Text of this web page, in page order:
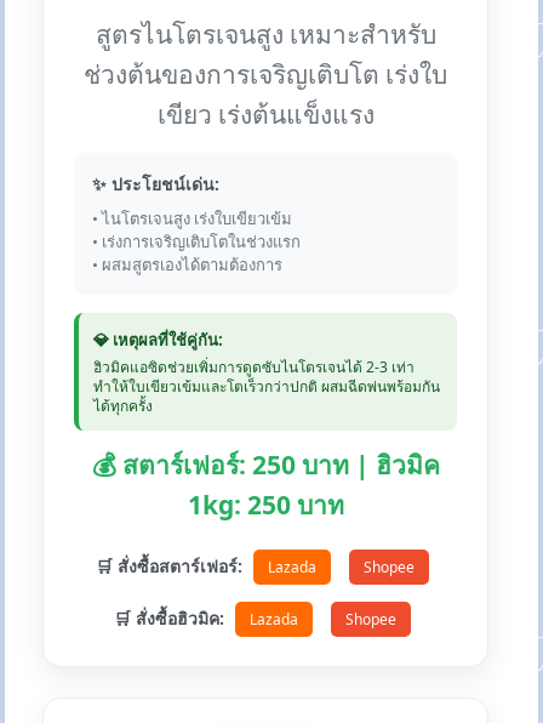
สูตรไนโตรเจนสูง เหมาะสำหรับ
ช่วงต้นของการเจริญเติบโต เร่งใบ
เขียว เร่งต้นแข็งแรง
✨ ประโยชน์เด่น:
• ไนโตรเจนสูง เร่งใบเขียวเข้ม
• เร่งการเจริญเติบโตในช่วงแรก
• ผสมสูตรเองได้ตามต้องการ
💎 เหตุผลที่ใช้คู่กัน:
ฮิวมิคแอซิดช่วยเพิ่มการดูดซับไนโตรเจนได้ 2-3 เท่า
ทำให้ใบเขียวเข้มและโตเร็วกว่าปกติ ผสมฉีดพ่นพร้อมกัน
ได้ทุกครั้ง
💰 สตาร์เฟอร์: 250 บาท | ฮิวมิค
1kg: 250 บาท
🛒 สั่งซื้อสตาร์เฟอร์: Lazada Shopee
🛒 สั่งซื้อฮิวมิค: Lazada Shopee